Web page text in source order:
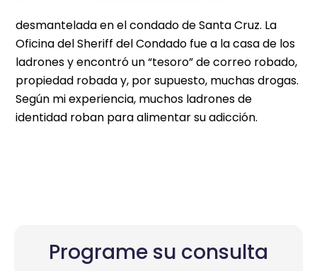
desmantelada en el condado de Santa Cruz. La
Oficina del Sheriff del Condado fue a la casa de los
ladrones y encontró un “tesoro” de correo robado,
propiedad robada y, por supuesto, muchas drogas.
Según mi experiencia, muchos ladrones de
identidad roban para alimentar su adicción.
Programe su consulta